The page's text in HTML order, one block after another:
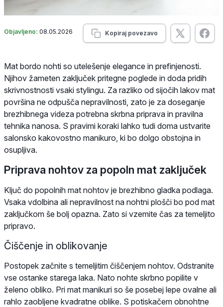
Objavljeno: 08.05.2026 Kopiraj povezavo
Mat bordo nohti so utelešenje elegance in prefinjenosti.
Njihov žameten zaključek pritegne poglede in doda pridih
skrivnostnosti vsaki stylingu. Za razliko od sijočih lakov mat
površina ne odpušča nepravilnosti, zato je za doseganje
brezhibnega videza potrebna skrbna priprava in pravilna
tehnika nanosa. S pravimi koraki lahko tudi doma ustvarite
salonsko kakovostno manikuro, ki bo dolgo obstojna in
osupljiva.
Priprava nohtov za popoln mat zaključek
Ključ do popolnih mat nohtov je brezhibno gladka podlaga.
Vsaka vdolbina ali nepravilnost na nohtni plošči bo pod mat
zaključkom še bolj opazna. Zato si vzemite čas za temeljito
pripravo.
Čiščenje in oblikovanje
Postopek začnite s temeljitim čiščenjem nohtov. Odstranite
vse ostanke starega laka. Nato nohte skrbno popilite v
želeno obliko. Pri mat manikuri so še posebej lepe ovalne ali
rahlo zaobljene kvadratne oblike. S potiskačem obnohtne